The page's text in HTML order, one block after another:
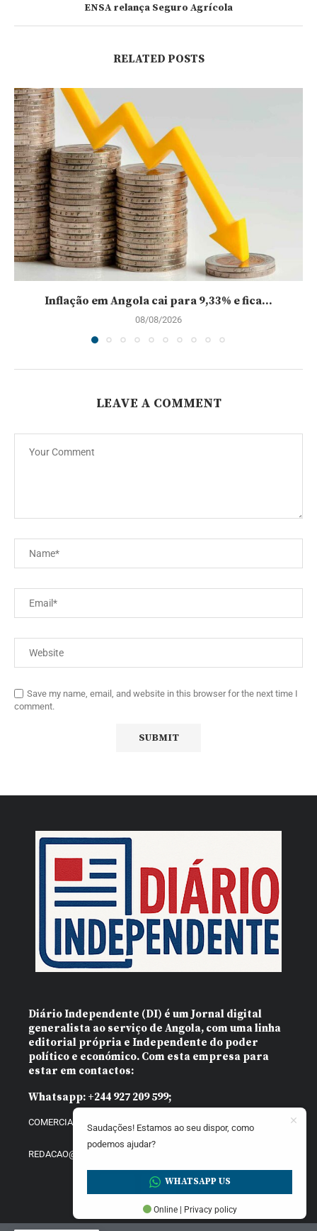
ENSA relança Seguro Agrícola
RELATED POSTS
Inflação em Angola cai para 9,33% e fica...
08/08/2026
LEAVE A COMMENT
Save my name, email, and website in this browser for the next time I
comment.
Diário Independente (DI) é um Jornal digital
generalista ao serviço de Angola, com uma linha
editorial própria e Independente do poder
político e económico. Com esta empresa para
estar em contactos:
Whatsapp: +244 927 209 599;
COMERCIAL@DIARIOINDEPENDENTE.INFO
REDACAO@DIARIOINDEPENDENTE.INFO
Saudações! Estamos ao seu dispor, como
podemos ajudar?
WHATSAPP US
Online | Privacy policy